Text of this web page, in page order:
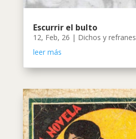
Escurrir el bulto
12, Feb, 26 | Dichos y refranes
leer más